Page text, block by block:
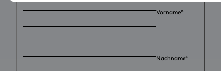
Vorname*
Nachname*